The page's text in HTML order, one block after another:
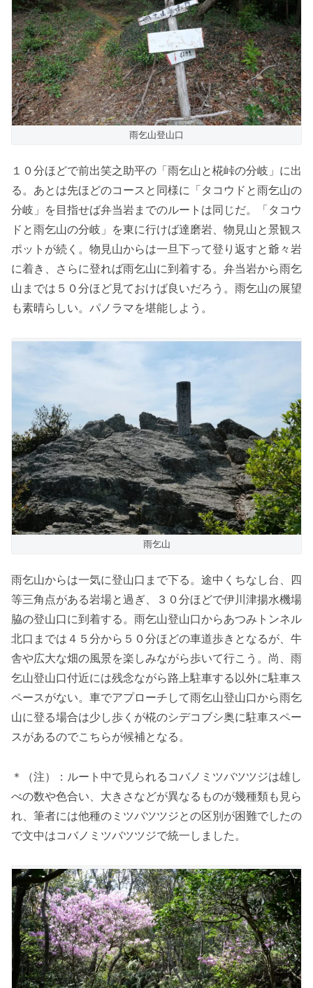
雨乞山登山口
１０分ほどで前出笑之助平の「雨乞山と椛峠の分岐」に出
る。あとは先ほどのコースと同様に「タコウドと雨乞山の
分岐」を目指せば弁当岩までのルートは同じだ。「タコウ
ドと雨乞山の分岐」を東に行けば達磨岩、物見山と景観ス
ポットが続く。物見山からは一旦下って登り返すと爺々岩
に着き、さらに登れば雨乞山に到着する。弁当岩から雨乞
山までは５０分ほど見ておけば良いだろう。雨乞山の展望
も素晴らしい。パノラマを堪能しよう。
雨乞山
雨乞山からは一気に登山口まで下る。途中くちなし台、四
等三角点がある岩場と過ぎ、３０分ほどで伊川津揚水機場
脇の登山口に到着する。雨乞山登山口からあつみトンネル
北口までは４５分から５０分ほどの車道歩きとなるが、牛
舎や広大な畑の風景を楽しみながら歩いて行こう。尚、雨
乞山登山口付近には残念ながら路上駐車する以外に駐車ス
ペースがない。車でアプローチして雨乞山登山口から雨乞
山に登る場合は少し歩くが椛のシデコブシ奥に駐車スペー
スがあるのでこちらが候補となる。
＊（注）：ルート中で見られるコバノミツバツツジは雄し
べの数や色合い、大きさなどが異なるものが幾種類も見ら
れ、筆者には他種のミツバツツジとの区別が困難でしたの
で文中はコバノミツバツツジで統一しました。